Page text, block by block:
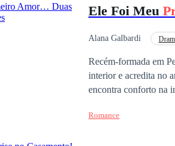
Ele Foi Meu
Alana Galbardi
Recém-formada em
interior e acredita no
encontra conforto na
Marcado por um
Romance